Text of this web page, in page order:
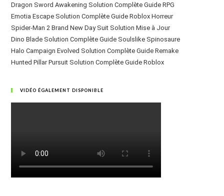
Dragon Sword Awakening Solution Complète Guide RPG
Emotia Escape Solution Complète Guide Roblox Horreur
Spider-Man 2 Brand New Day Suit Solution Mise à Jour
Dino Blade Solution Complète Guide Soulslike Spinosaure
Halo Campaign Evolved Solution Complète Guide Remake
Hunted Pillar Pursuit Solution Complète Guide Roblox
VIDÉO ÉGALEMENT DISPONIBLE